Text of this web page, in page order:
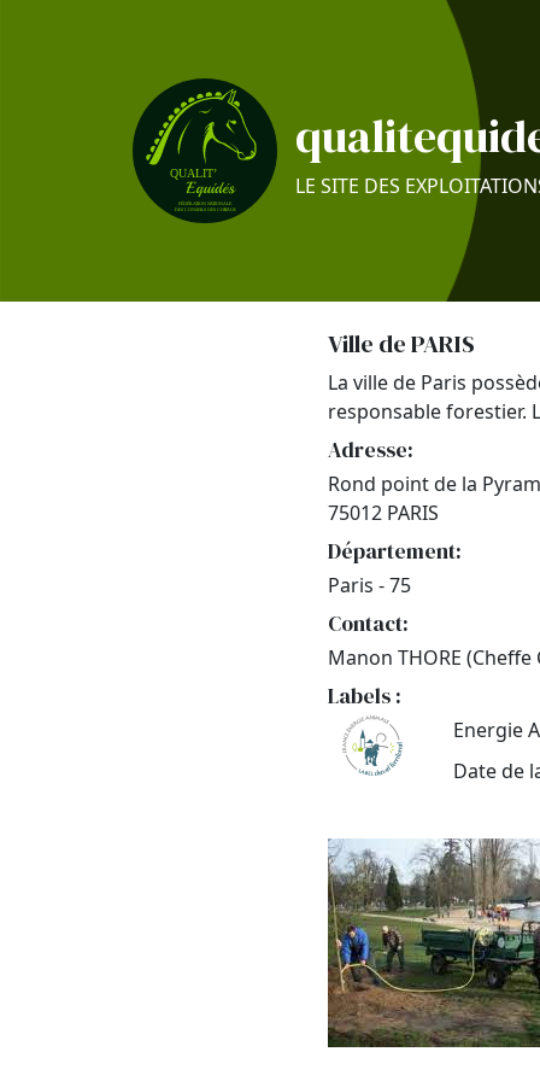
LE SITE DES
Ville de PARIS
La ville de Paris
responsable forestier.
Adresse:
Rond point de la
75012 PARIS
Département:
Paris - 75
Contact:
Manon THORE (Cheffe
Labels :
Energie
Date de